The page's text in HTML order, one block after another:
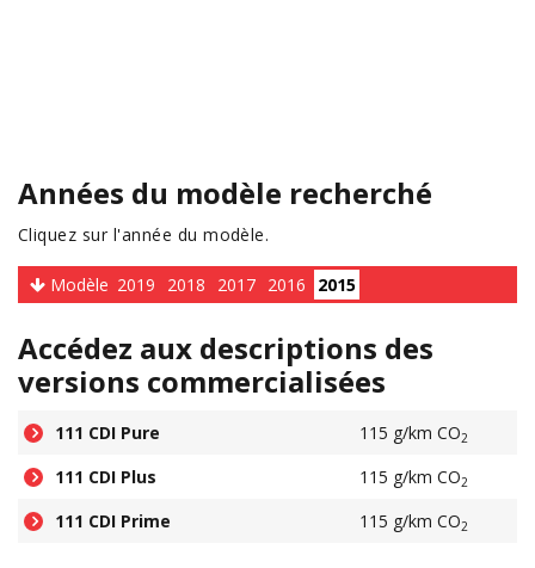
Années du modèle recherché
Cliquez sur l'année du modèle.
Modèle 2019 2018 2017 2016 2015
Accédez aux descriptions des
versions commercialisées
111 CDI Pure 115 g/km CO2
111 CDI Plus 115 g/km CO2
111 CDI Prime 115 g/km CO2